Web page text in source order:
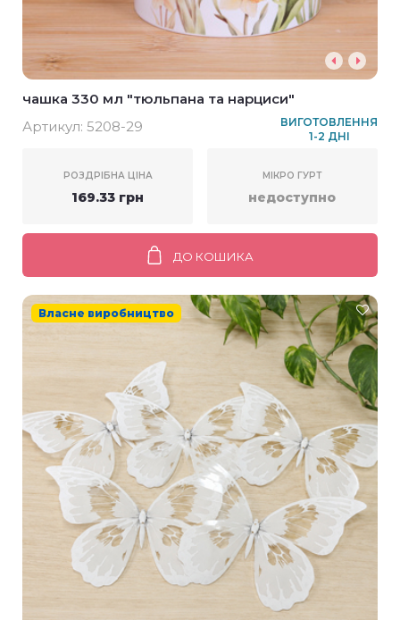
чашка 330 мл "тюльпана та нарциси"
Артикул: 5208-29
ВИГОТОВЛЕННЯ
1-2 ДНІ
РОЗДРІБНА ЦІНА
169.33 грн
МІКРО ГУРТ
недоступно
ДО КОШИКА
Власне виробництво